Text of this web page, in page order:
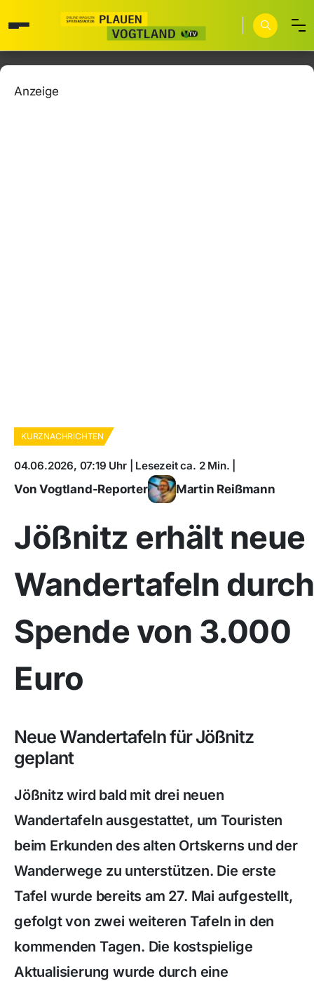
Anzeige
KURZNACHRICHTEN
04.06.2026, 07:19 Uhr | Lesezeit ca. 2 Min. |
Von Vogtland-Reporter Martin Reißmann
Jößnitz erhält neue
Wandertafeln durch
Spende von 3.000
Euro
Neue Wandertafeln für Jößnitz
geplant
Jößnitz wird bald mit drei neuen
Wandertafeln ausgestattet, um Touristen
beim Erkunden des alten Ortskerns und der
Wanderwege zu unterstützen. Die erste
Tafel wurde bereits am 27. Mai aufgestellt,
gefolgt von zwei weiteren Tafeln in den
kommenden Tagen. Die kostspielige
Aktualisierung wurde durch eine